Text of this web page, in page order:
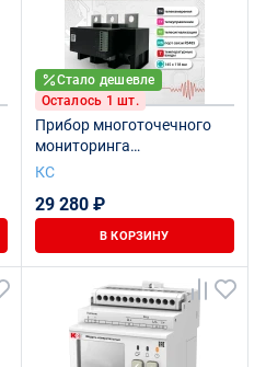
Стало дешевле
Осталось 1 шт.
Прибор многоточечного
мониторинга
электроэнергии КСМ-М4-
КС
29 280 ₽
В КОРЗИНУ